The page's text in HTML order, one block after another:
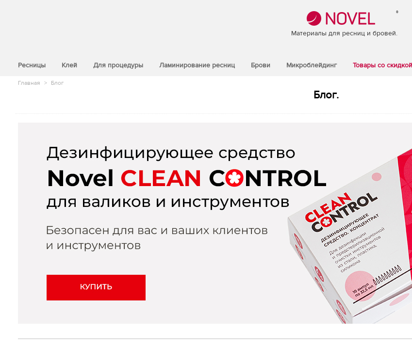
®
Материалы для ресниц и бровей.
Ресницы Клей Для процедуры Ламинирование ресниц Брови Микроблейдинг Товары со скидкой
Главная > Блог
Блог.